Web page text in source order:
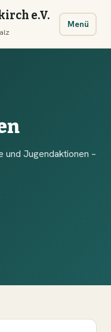
e.V.
Menü
und Jugendaktionen –